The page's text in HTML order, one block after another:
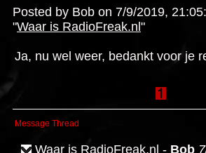
Posted by Bob on 7/9/2019,
"Waar is RadioFreak.nl "
Ja, nu wel weer, bedankt voor je
Message Thread
Waar is RadioFreak.nl - Bob